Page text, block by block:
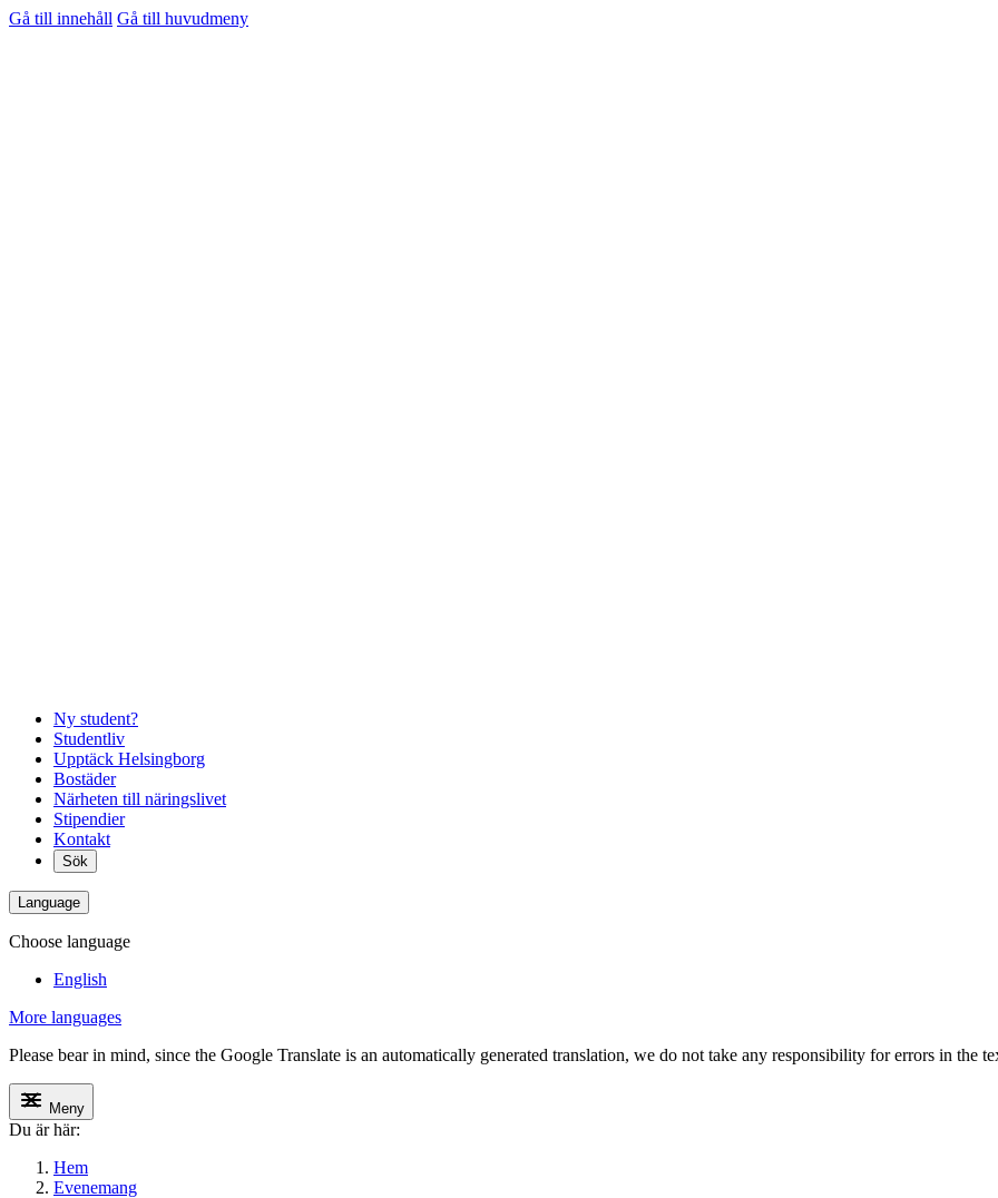
Gå till innehåll Gå till huvudmeny
Ny student?
Studentliv
Upptäck Helsingborg
Bostäder
Närheten till näringslivet
Stipendier
Kontakt
Sök
Language
Choose language
English
More languages
Please bear in mind, since the Google Translate is an automatically generated translation, we do not take any responsibility for errors in the
Meny
Du är här:
Hem
Evenemang